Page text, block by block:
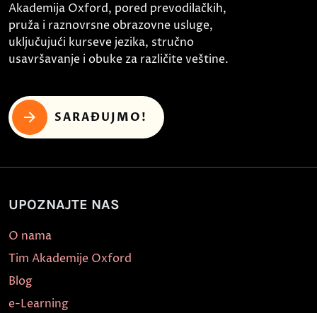
Akademija Oxford, pored prevodilačkih,
pruža i raznovrsne obrazovne usluge,
uključujući kurseve jezika, stručno
usavršavanje i obuke za različite veštine.
SARAĐUJMO!
UPOZNAJTE NAS
O nama
Tim Akademije Oxford
Blog
e-Learning